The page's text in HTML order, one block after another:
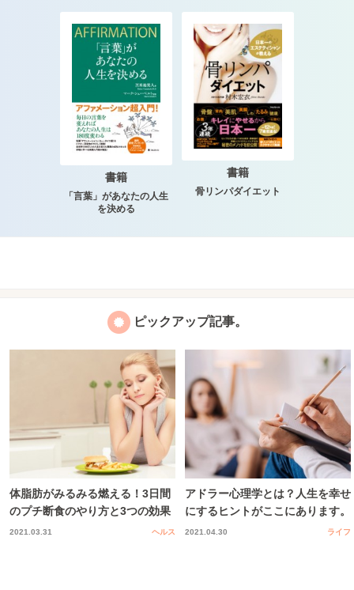
書籍
「言葉」があなたの人生
を決める
書籍
骨リンパダイエット
ピックアップ記事。
体脂肪がみるみる燃える！3日間
のプチ断食のやり方と3つの効果
2021.03.31 ヘルス
アドラー心理学とは？人生を幸せ
にするヒントがここにあります。
2021.04.30 ライフ